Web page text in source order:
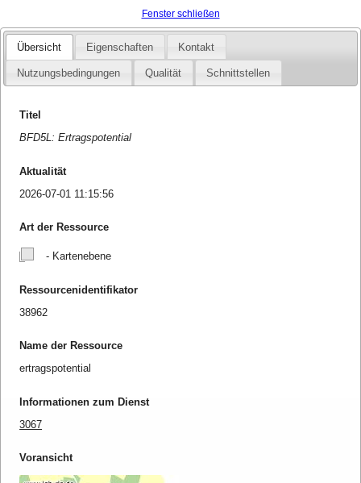
Fenster schließen
Übersicht Eigenschaften Kontakt
Nutzungsbedingungen Qualität Schnittstellen
Titel
BFD5L: Ertragspotential
Aktualität
2026-07-01 11:15:56
Art der Ressource
- Kartenebene
Ressourcenidentifikator
38962
Name der Ressource
ertragspotential
Informationen zum Dienst
3067
Voransicht